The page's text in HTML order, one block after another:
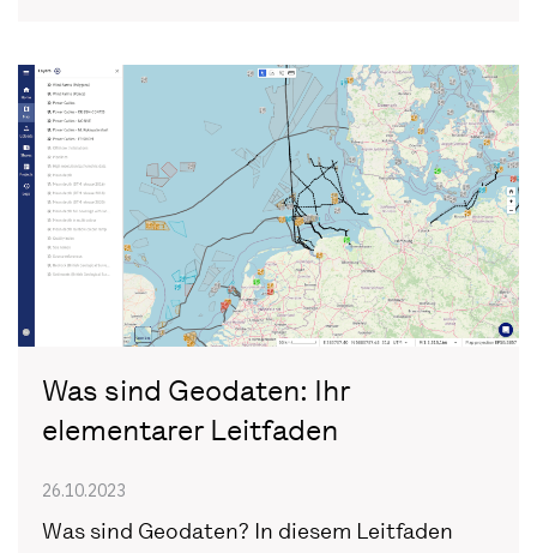
Was sind Geodaten: Ihr
elementarer Leitfaden
26.10.2023
Was sind Geodaten? In diesem Leitfaden